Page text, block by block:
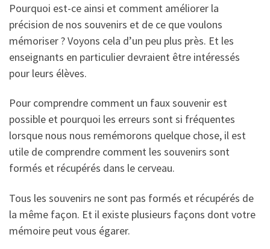
Pourquoi est-ce ainsi et comment améliorer la
précision de nos souvenirs et de ce que voulons
mémoriser ? Voyons cela d’un peu plus près. Et les
enseignants en particulier devraient être intéressés
pour leurs élèves.
Pour comprendre comment un faux souvenir est
possible et pourquoi les erreurs sont si fréquentes
lorsque nous nous remémorons quelque chose, il est
utile de comprendre comment les souvenirs sont
formés et récupérés dans le cerveau.
Tous les souvenirs ne sont pas formés et récupérés de
la même façon. Et il existe plusieurs façons dont votre
mémoire peut vous égarer.